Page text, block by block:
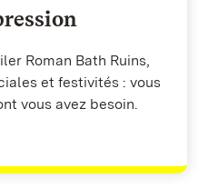
Roman Bath Ruins,
et festivités : vous
vous avez besoin.